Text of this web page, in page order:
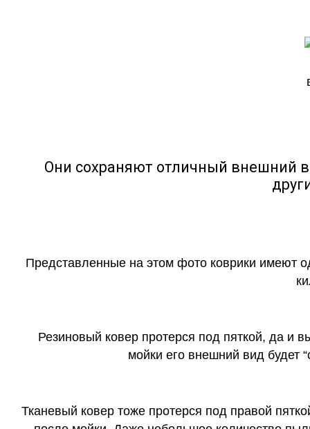
Они сохраняют отличный внешний
Представленные на этом фото коврики имеют
Резиновый ковер протерся под пяткой, да и
мойки его внешний вид будет
Тканевый ковер тоже протерся под правой